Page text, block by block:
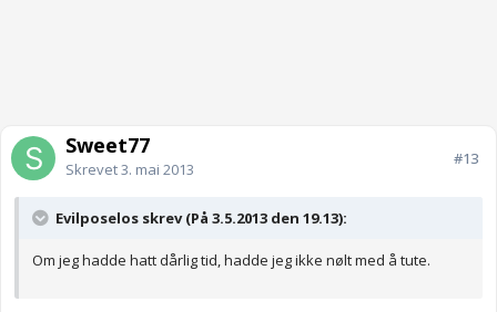
Sweet77
Skrevet3. mai 2013
#13
Evilposelos skrev (På 3.5.2013 den 19.13):
Om jeg hadde hatt dårlig tid, hadde jeg ikke nølt med å tute.